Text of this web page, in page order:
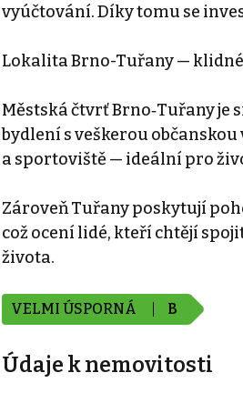
vyúčtování. Díky tomu se
Lokalita Brno-Tuřany —
Městská čtvrť Brno‑Tuřany
bydlení s veškerou
a sportoviště — ideální pro
Zároveň Tuřany poskytují
což ocení lidé, kteří chtějí
života.
VELMI ÚSPORNÁ B
Údaje k nemovitosti